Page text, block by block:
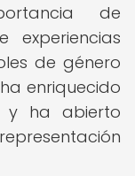
de
experiencias
de género
enriquecido
y ha abierto